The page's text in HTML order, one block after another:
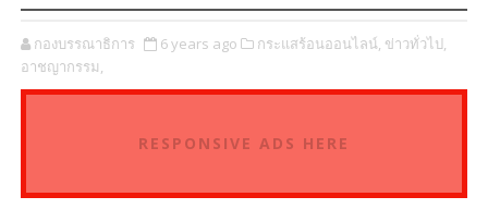
กองบรรณาธิการ 6 years ago กระแสร้อนออนไลน์, ข่าวทั่วไป,
อาชญากรรม,
RESPONSIVE ADS HERE